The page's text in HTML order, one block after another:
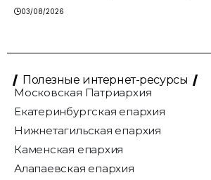
03/08/2026
Полезные интернет-ресурсы
Московская Патриархия
Екатеринбургская епархия
Нижнетагильская епархия
Каменская епархия
Алапаевская епархия